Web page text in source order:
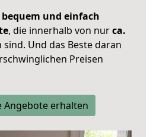
bequem und einfach
, die innerhalb von nurca.
sind. Und das Beste daran
Preisen
Angebote erhalten